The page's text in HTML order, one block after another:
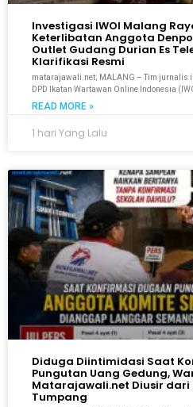
Investigasi IWOI Malang
Keterlibatan Anggota
Outlet Gudang Durian Es
Klarifikasi Resmi
matarajawali.net; MALANG – Tim jurnalis
DPD Ikatan Wartawan Online Indonesia
READ MORE »
1 hari Yang Lalu
Diduga Diintimidasi Saat
Pungutan Uang Gedung,
Matarajawali.net Diusir dari
Tumpang